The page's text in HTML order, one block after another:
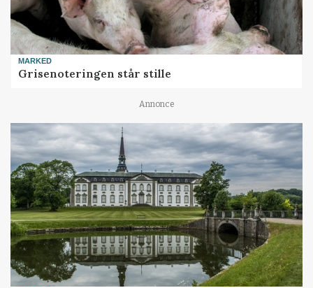
MARKED
Grisenoteringen står stille
Annonce